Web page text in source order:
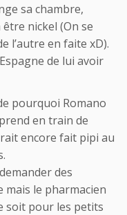
sa chambre,
nickel (On se
l’autre en faite xD).
de lui avoir
pourquoi Romano
en train de
encore fait pipi au
des
mais le pharmacien
soit pour les petits